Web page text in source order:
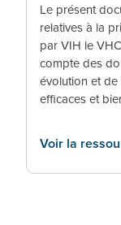
Le présent
relatives à la
par VIH le
compte des
évolution et
efficaces et
Voir la